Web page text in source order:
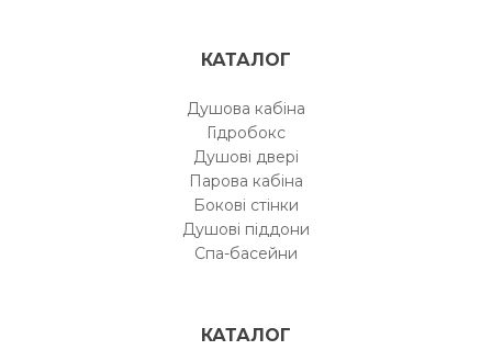
КАТАЛОГ
Душова кабіна
Гідробокс
Душові двері
Парова кабіна
Бокові стінки
Душові піддони
Спа-басейни
КАТАЛОГ